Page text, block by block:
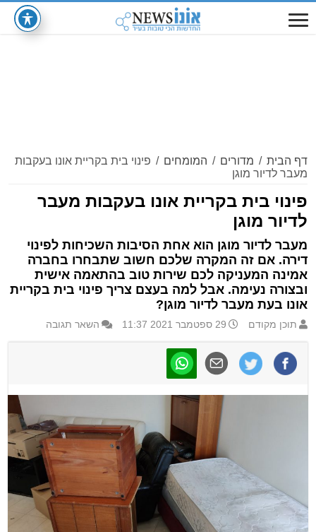
דף הבית / מדורים / המומחים / פינוי בית בקריית אונו בעקבות
מעבר לדיור מוגן
פינוי בית בקריית אונו בעקבות מעבר
לדיור מוגן
מעבר לדיור מוגן הוא אחת הסיבות השכיחות לפינוי
דירה. אם זה המקרה שלכם חשוב שתבחרו בחברה
אמינה המעניקה לכם שירות טוב בהתאמה אישית
ובצורה נעימה. אבל למה בעצם צריך פינוי בית בקריית
אונו בעת מעבר לדיור מוגן?
תוכן מקודם 29 ספטמבר 2021 11:37 השאר תגובה